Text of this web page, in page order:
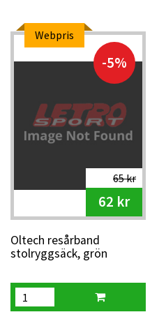
Webpris
-5%
65 kr
62 kr
Oltech resårband
stolryggsäck, grön